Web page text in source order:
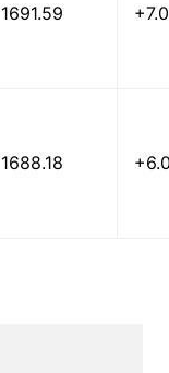
1691.59
1688.18